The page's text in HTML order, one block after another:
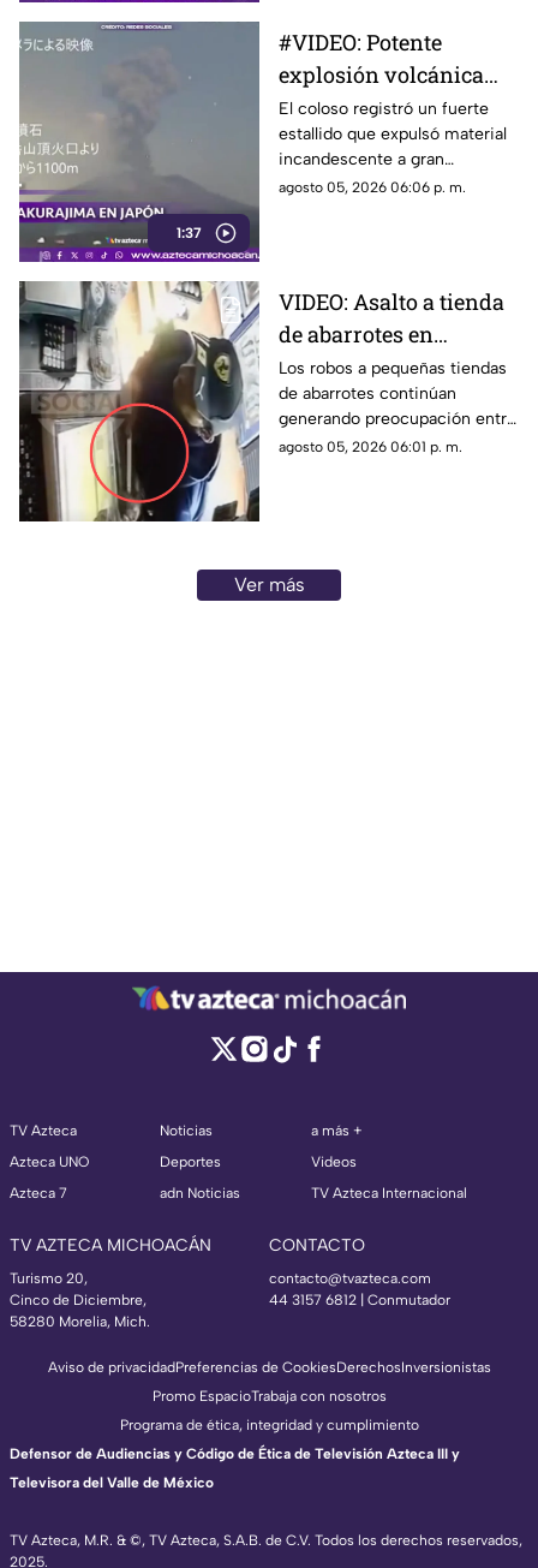
1:37
#VIDEO: Potente
explosión volcánica
eleva columna de
ceniza
El coloso registró un fuerte
estallido que expulsó material
incandescente a gran
distancia. Autoridades vigilan
agosto 05, 2026 06:06 p. m.
VIDEO: Asalto a tienda
de abarrotes en
Morelia; delincuente
usa cuchillo para robar
dinero de la caja
Los robos a pequeñas tiendas
de abarrotes continúan
generando preocupación entre
comerciantes de la capital
establecimiento ubicado en la
colonia La Soledad.
agosto 05, 2026 06:01 p. m.
Ver más
TV Azteca
Azteca UNO
Azteca 7
Noticias
Deportes
adn Noticias
a más +
Videos
TV Azteca Internacional
TV AZTECA MICHOACÁN
Turismo 20,
Cinco de Diciembre,
58280 Morelia, Mich.
CONTACTO
contacto@tvazteca.com
44 3157 6812 | Conmutador
TV Azteca, M.R. & ©, TV Azteca, S.A.B. de C.V. Todos los derechos reservados,
2025.
Aviso de privacidadPreferencias de CookiesDerechosInversionistas
Promo EspacioTrabaja con nosotros
Programa de ética, integridad y cumplimiento
Defensor de Audiencias y Código de Ética de Televisión Azteca III y
Televisora del Valle de México